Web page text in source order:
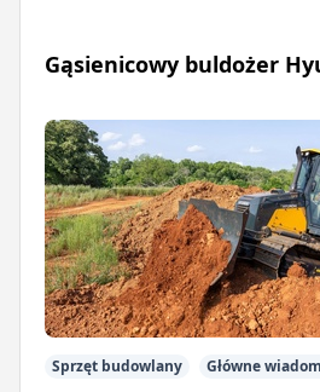
Gąsienicowy buldożer
Sprzęt budowlany Główne